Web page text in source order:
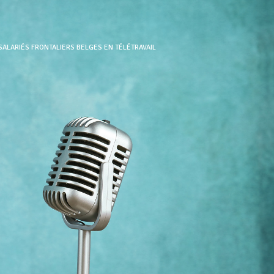
FRONTALIERS BELGES EN TÉLÉTRAVAIL